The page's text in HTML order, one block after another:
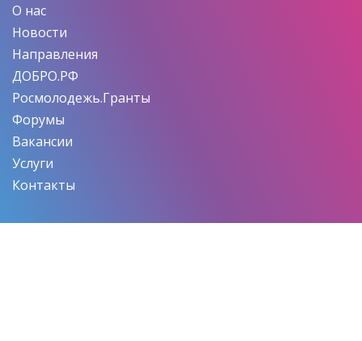
О нас
Новости
Направления
ДОБРО.РФ
Росмолодежь.Гранты
Форумы
Вакансии
Услуги
Контакты